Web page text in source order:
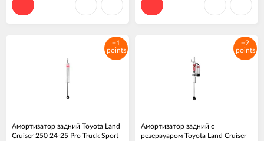
Высота подъе
ма, дюйм
0-3"
+1
points
Амортизатор задний Toyota Land
Cruiser 250 24-25 Pro Truck Sport
+2
points
Амортизатор задний с
резервуаром Toyota Land Cruiser